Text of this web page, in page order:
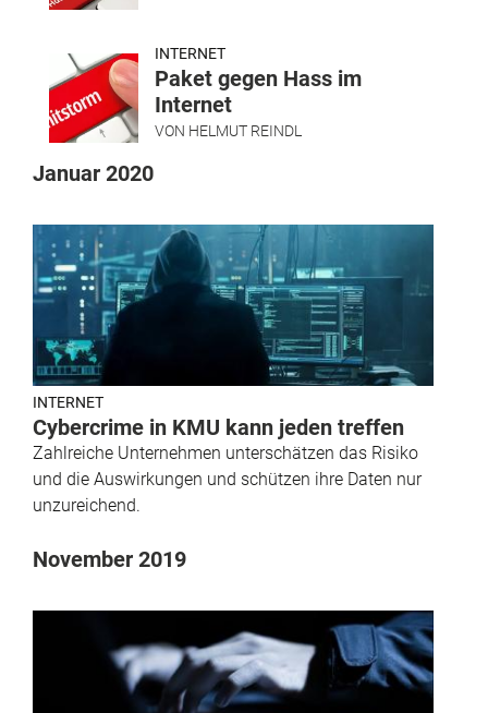
INTERNET
Paket gegen Hass im
Internet
VON HELMUT REINDL
Januar 2020
INTERNET
Cybercrime in KMU kann jeden treffen
Zahlreiche Unternehmen unterschätzen das Risiko
und die Auswirkungen und schützen ihre Daten nur
unzureichend.
November 2019